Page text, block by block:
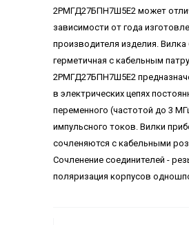
2РМГД27БПН7Ш5Е2 может
зависимости от года
производителя изделия. Вилка
герметичная с кабельным
2РМГД27БПН7Ш5Е2
в электрических цепях
переменного (частотой до 3
импульсного токов. Вилки
сочленяются с кабельными
Сочленение соединителей -
поляризация корпусов